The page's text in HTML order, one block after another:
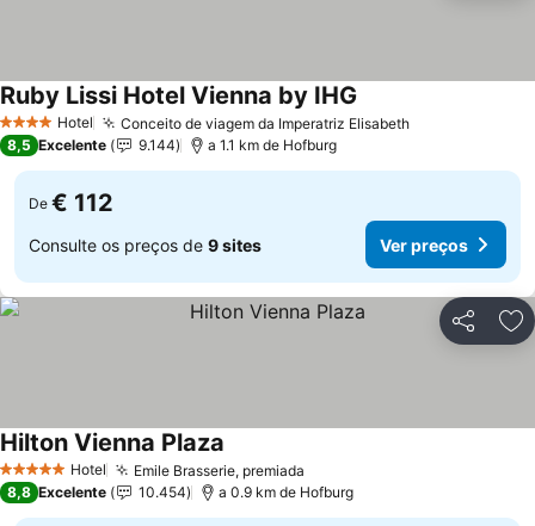
4 EstrelasHotel Conceito de viagem da Imperatriz Elisabeth
Ruby Lissi Hotel Vienna by IHG
8,5 Excelente 9.144 a 1.1 km de Hofburg
De € 112
Consulte os preços de 9 sites Ver preços
Partilhar
5 Estrelas Hotel Emile Brasserie, premiada
Hilton Vienna Plaza
8,8 Excelente 10.454 a 0.9 km de Hofburg